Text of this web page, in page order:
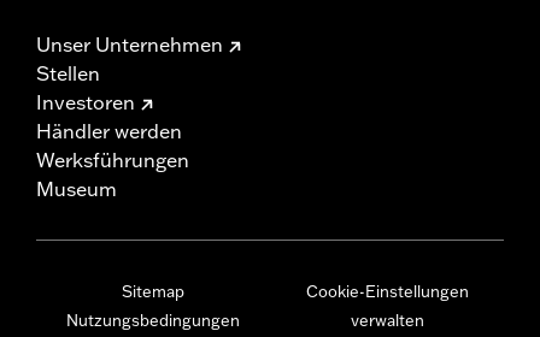
Unser Unternehmen
Stellen
Investoren
Händler werden
Werksführungen
Museum
Sitemap
Nutzungsbedingungen
Cookie-Einstellungen
verwalten